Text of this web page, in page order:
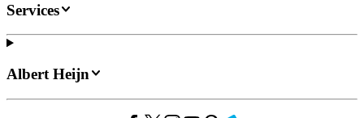
Services
Albert Heijn